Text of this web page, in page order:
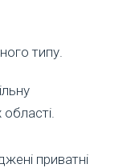
типу.
приватні